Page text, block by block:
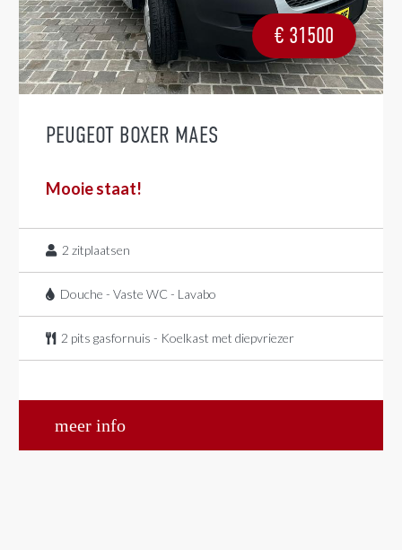
€ 31500
PEUGEOT BOXER MAES
Mooie staat!
2 zitplaatsen
Douche - Vaste WC - Lavabo
2 pits gasfornuis - Koelkast met diepvriezer
meer info